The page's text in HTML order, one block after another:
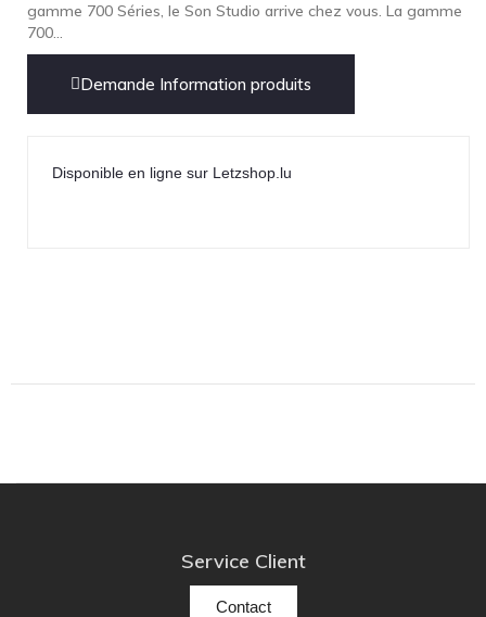
Transrotor
Trinnov Audio
Violectric
gamme 700 Séries, le Son Studio arrive chez vous. La gamme
700...
Demande Information produits
Disponible en ligne sur Letzshop.lu
Service Client
Contact